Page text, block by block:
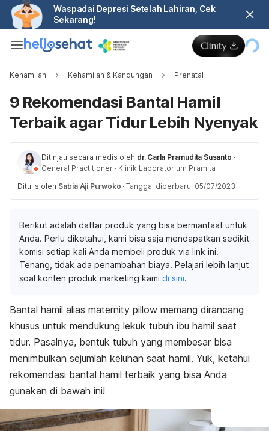
Waspadai Depresi Setelah Lahiran, Cek
Sekarang!
Kehamilan Kehamilan & Kandungan Prenatal
9 Rekomendasi Bantal Hamil
Terbaik agar Tidur Lebih Nyenyak
Ditinjau secara medis oleh dr. Carla Pramudita Susanto ·
General Practitioner · Klinik Laboratorium Pramita
Ditulis oleh Satria Aji Purwoko · Tanggal diperbarui 05/07/2023
Berikut adalah daftar produk yang bisa bermanfaat untuk
Anda. Perlu diketahui, kami bisa saja mendapatkan sedikit
komisi setiap kali Anda membeli produk via link ini.
Tenang, tidak ada penambahan biaya. Pelajari lebih lanjut
soal konten produk marketing kami di sini.
Bantal hamil alias maternity pillow memang dirancang
khusus untuk mendukung lekuk tubuh ibu hamil saat
tidur. Pasalnya, bentuk tubuh yang membesar bisa
menimbulkan sejumlah keluhan saat hamil. Yuk, ketahui
rekomendasi bantal hamil terbaik yang bisa Anda
gunakan di bawah ini!